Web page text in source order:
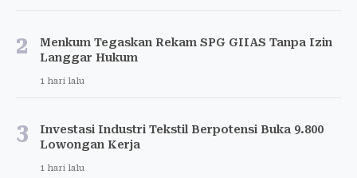
2
Menkum Tegaskan Rekam SPG GIIAS Tanpa Izin
Langgar Hukum
1 hari lalu
3
Investasi Industri Tekstil Berpotensi Buka 9.800
Lowongan Kerja
1 hari lalu